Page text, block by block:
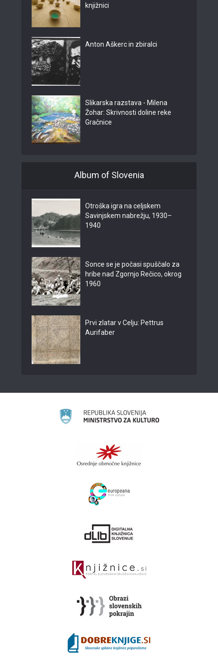
knjižnici
Anton Aškerc in zbiralci
Slikarska razstava - Milena
Žohar: Skrivnosti doline reke
Gračnice
Album of Slovenia
Otroška igra na celjskem
Savinjskem nabrežju, 1930–
1940
Sonce se je počasi spuščalo za
hribe nad Zgornjo Rečico, okrog
1960
Prvi zlatar v Celju: Pettrus
Aurifaber